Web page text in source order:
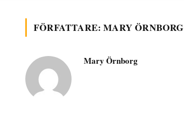
FÖRFATTARE:MARY ÖRNBORG
Mary Örnborg